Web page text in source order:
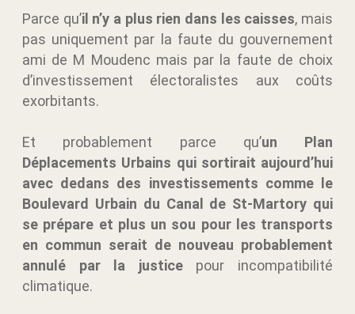
Parce qu’il n’y a plus rien dans les caisses, mais
pas uniquement par la faute du gouvernement
ami de M Moudenc mais par la faute de choix
d’investissement électoralistes aux coûts
exorbitants.
Et probablement parce qu’un Plan
Déplacements Urbains qui sortirait aujourd’hui
avec dedans des investissements comme le
Boulevard Urbain du Canal de St-Martory qui
se prépare et plus un sou pour les transports
en commun serait de nouveau probablement
annulé par la justicepour incompatibilité
climatique.